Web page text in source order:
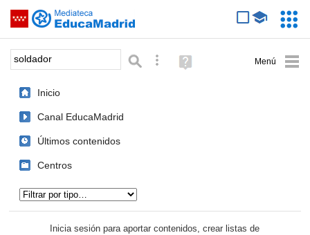
Saltar navegación
Palabra o frase: Búsqueda avanzada
Ayuda
(en
Inicio
Canal EducaMadrid
Últimos contenidos
Centros
Inicia sesión para aportar contenidos, crear listas de